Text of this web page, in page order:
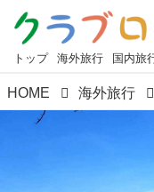
トップ 海外旅行 国内旅
HOME 海外旅行